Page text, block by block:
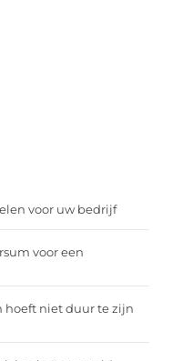
voor uw bedrijf
voor een
hoeft niet duur te zijn